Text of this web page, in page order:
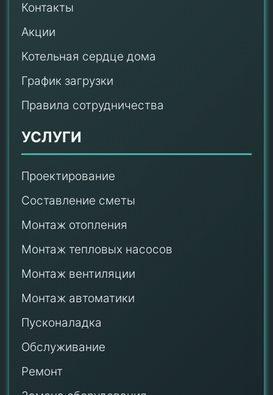
Контакты
Акции
Котельная сердце дома
График загрузки
Правила сотрудничества
УСЛУГИ
Проектирование
Составление сметы
Монтаж отопления
Монтаж тепловых насосов
Монтаж вентиляции
Монтаж автоматики
Пусконаладка
Обслуживание
Ремонт